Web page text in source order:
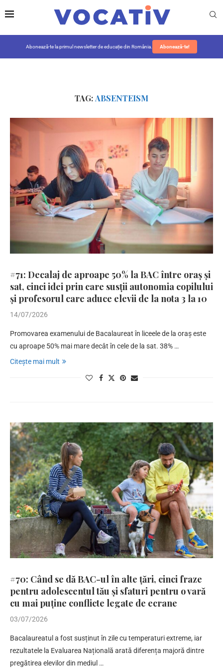
Abonează-te la primul newsletter de educație din România. Abonează-te!
TAG:ABSENTEISM
#71: Decalaj de aproape 50% la BAC între oraș și
sat, cinci idei prin care susții autonomia copilului
și profesorul care aduce elevii de la nota 3 la 10
14/07/2026
Promovarea examenului de Bacalaureat în liceele de la oraș este
cu aproape 50% mai mare decât în cele de la sat. 38% …
Citește mai mult
#70: Când se dă BAC-ul în alte țări, cinci fraze
pentru adolescentul tău și sfaturi pentru o vară
cu mai puține conflicte legate de ecrane
03/07/2026
Bacalaureatul a fost susținut în zile cu temperaturi extreme, iar
rezultatele la Evaluarea Națională arată diferența majoră dintre
pregătirea elevilor din mediul …